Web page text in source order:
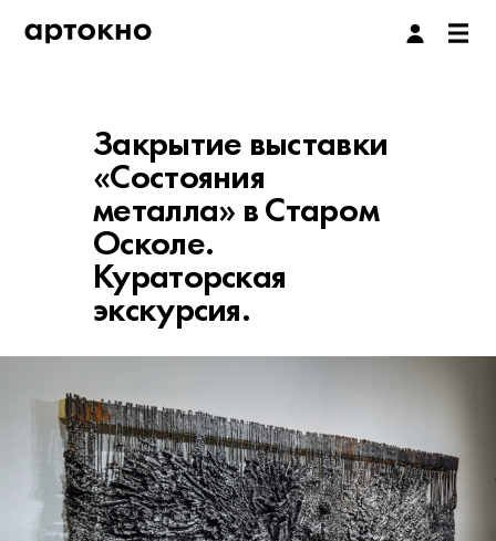
Закрытие выставки
«Состояния
металла» в Старом
Осколе.
Кураторская
экскурсия.